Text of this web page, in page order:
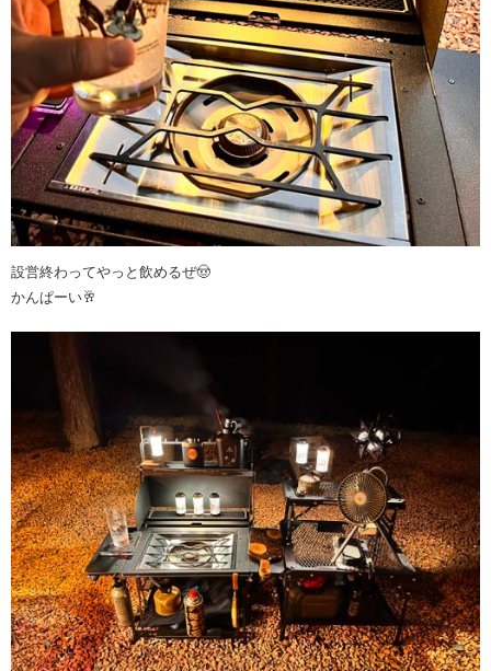
設営終わってやっと飲めるぜ🤠
かんぱーい🥂